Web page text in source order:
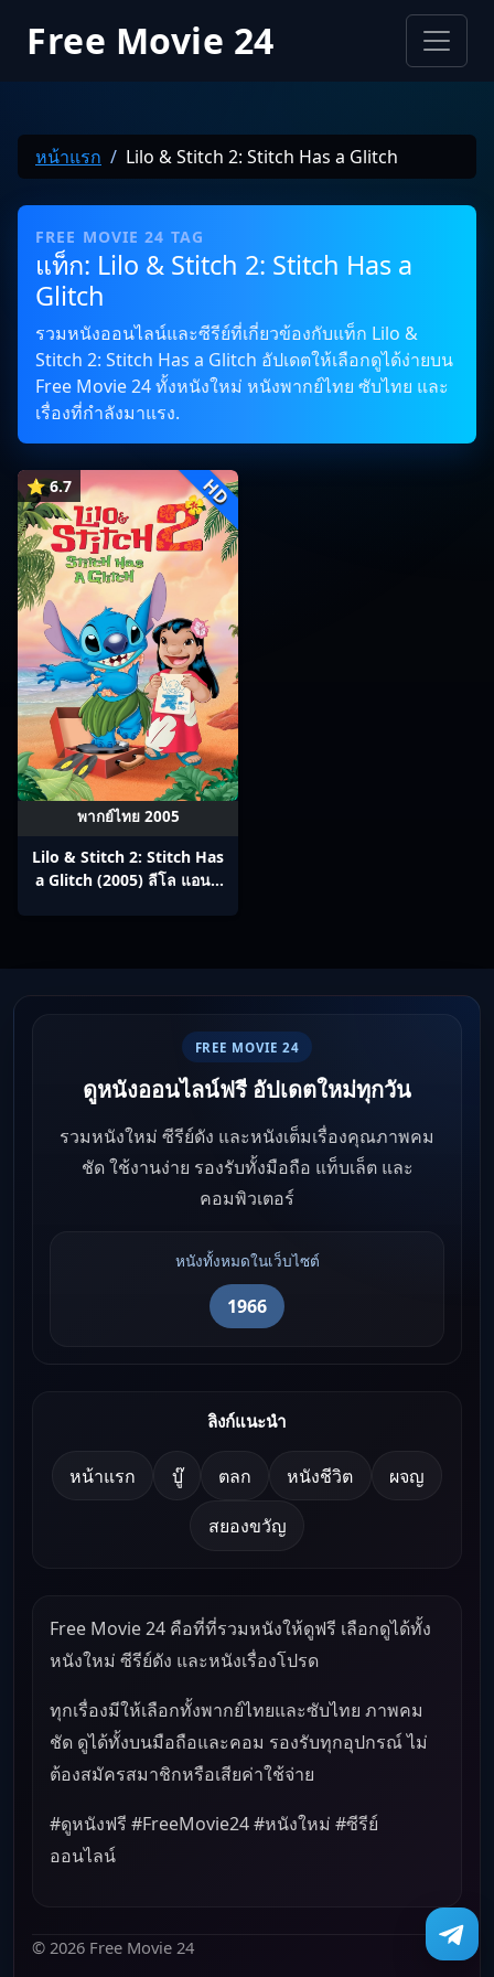
Free Movie 24
หน้าแรก Lilo & Stitch 2: Stitch Has a Glitch
FREE MOVIE 24 TAG
แท็ก: Lilo & Stitch 2: Stitch Has a
Glitch
รวมหนังออนไลน์และซีรีย์ที่เกี่ยวข้องกับแท็ก Lilo &
Stitch 2: Stitch Has a Glitch อัปเดตให้เลือกดูได้ง่ายบน
Free Movie 24 ทั้งหนังใหม่ หนังพากย์ไทย ซับไทย และ
เรื่องที่กำลังมาแรง.
⭐ 6.7 HD
พากย์ไทย 2005
Lilo & Stitch 2: Stitch Has
a Glitch (2005) ลีโล แอนด์
FREE MOVIE 24
ดูหนังออนไลน์ฟรี อัปเดตใหม่ทุกวัน
รวมหนังใหม่ ซีรีย์ดัง และหนังเต็มเรื่องคุณภาพคม
ชัด ใช้งานง่าย รองรับทั้งมือถือ แท็บเล็ต และ
คอมพิวเตอร์
หนังทั้งหมดในเว็บไซต์
1966
ลิงก์แนะนำ
หน้าแรก บู๊ ตลก หนังชีวิต ผจญ
สยองขวัญ
Free Movie 24 คือที่ที่รวมหนังให้ดูฟรี เลือกดูได้ทั้ง
หนังใหม่ ซีรีย์ดัง และหนังเรื่องโปรด
ทุกเรื่องมีให้เลือกทั้งพากย์ไทยและซับไทย ภาพคม
ชัด ดูได้ทั้งบนมือถือและคอม รองรับทุกอุปกรณ์ ไม่
ต้องสมัครสมาชิกหรือเสียค่าใช้จ่าย
#ดูหนังฟรี #FreeMovie24 #หนังใหม่ #ซีรีย์
ออนไลน์
© 2026 Free Movie 24